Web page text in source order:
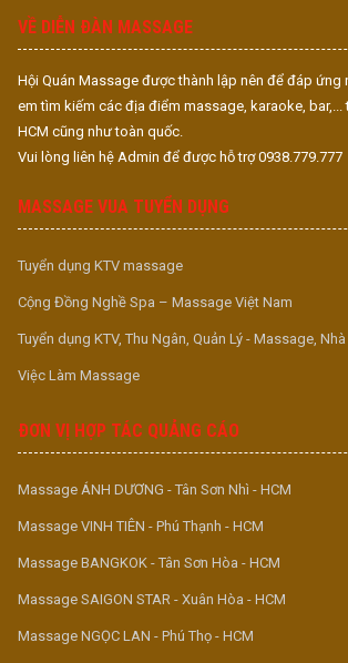
VỀ DIỄN ĐÀN MASSAGE
Hội Quán Massage được thành lập nên để đáp ứng
em tìm kiếm các địa điểm massage, karaoke,
HCM cũng như toàn quốc.
Vui lòng liên hệ Admin để được hỗ trợ 0938.779.777
MASSAGE VUA TUYỂN DỤNG
Tuyển dụng KTV massage
Cộng Đồng Nghề Spa – Massage Việt Nam
Tuyển dụng KTV, Thu Ngân, Quản Lý - Massage,
Việc Làm Massage
ĐƠN VỊ HỢP TÁC QUẢNG CÁO
Massage ÁNH DƯƠNG - Tân Sơn Nhì - HCM
Massage VINH TIÊN - Phú Thạnh - HCM
Massage BANGKOK - Tân Sơn Hòa - HCM
Massage SAIGON STAR - Xuân Hòa - HCM
Massage NGỌC LAN - Phú Thọ - HCM